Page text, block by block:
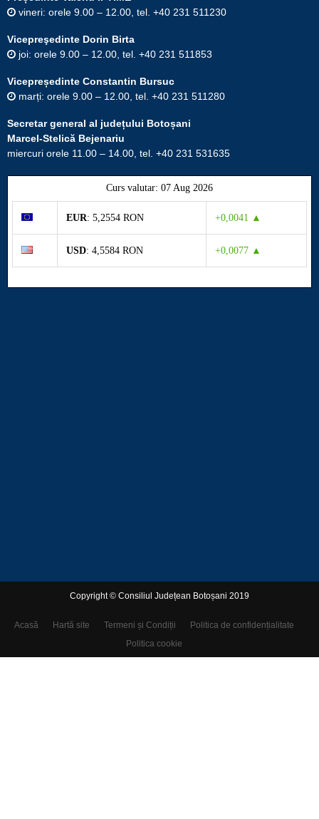
vineri: orele 9.00 – 12.00, tel. +40 231 511230
Vicepreşedinte Dorin Birta
joi: orele 9.00 – 12.00, tel. +40 231 511853
Vicepreședinte Constantin Bursuc
marți: orele 9.00 – 12.00, tel. +40 231 511280
Secretar general al județului Botoșani
Marcel-Stelică Bejenariu
miercuri orele 11.00 – 14.00, tel. +40 231 531635
Curs valutar: 07 Aug 2026
EUR: 5,2554 RON +0,0041 ▲
USD: 4,5584 RON +0,0077 ▲
Copyright © Consiliul Județean Botoșani 2019
Acasă Hartă site Termeni și Condiții
Politica de confidențialitate
Politica cookie